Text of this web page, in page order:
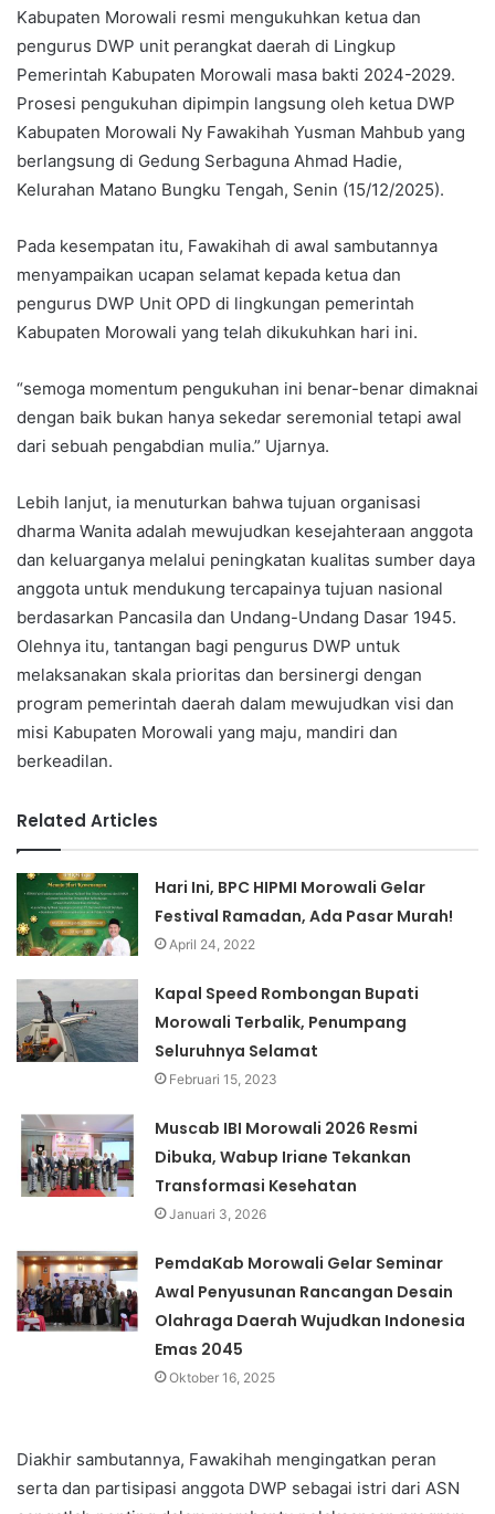
Kabupaten Morowali resmi mengukuhkan ketua dan
pengurus DWP unit perangkat daerah di Lingkup
Pemerintah Kabupaten Morowali masa bakti 2024-2029.
Prosesi pengukuhan dipimpin langsung oleh ketua DWP
Kabupaten Morowali Ny Fawakihah Yusman Mahbub yang
berlangsung di Gedung Serbaguna Ahmad Hadie,
Kelurahan Matano Bungku Tengah, Senin (15/12/2025).
Pada kesempatan itu, Fawakihah di awal sambutannya
menyampaikan ucapan selamat kepada ketua dan
pengurus DWP Unit OPD di lingkungan pemerintah
Kabupaten Morowali yang telah dikukuhkan hari ini.
“semoga momentum pengukuhan ini benar-benar dimaknai
dengan baik bukan hanya sekedar seremonial tetapi awal
dari sebuah pengabdian mulia.” Ujarnya.
Lebih lanjut, ia menuturkan bahwa tujuan organisasi
dharma Wanita adalah mewujudkan kesejahteraan anggota
dan keluarganya melalui peningkatan kualitas sumber daya
anggota untuk mendukung tercapainya tujuan nasional
berdasarkan Pancasila dan Undang-Undang Dasar 1945.
Olehnya itu, tantangan bagi pengurus DWP untuk
melaksanakan skala prioritas dan bersinergi dengan
program pemerintah daerah dalam mewujudkan visi dan
misi Kabupaten Morowali yang maju, mandiri dan
berkeadilan.
Related Articles
Hari Ini, BPC HIPMI Morowali Gelar
Festival Ramadan, Ada Pasar Murah!
April 24, 2022
Kapal Speed Rombongan Bupati
Morowali Terbalik, Penumpang
Seluruhnya Selamat
Februari 15, 2023
Muscab IBI Morowali 2026 Resmi
Dibuka, Wabup Iriane Tekankan
Transformasi Kesehatan
Januari 3, 2026
PemdaKab Morowali Gelar Seminar
Awal Penyusunan Rancangan Desain
Olahraga Daerah Wujudkan Indonesia
Emas 2045
Oktober 16, 2025
Diakhir sambutannya, Fawakihah mengingatkan peran
serta dan partisipasi anggota DWP sebagai istri dari ASN